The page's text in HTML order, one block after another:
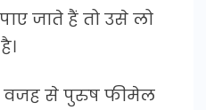
जाते हैं तो उसे लो
वजह से पुरुष फीमेल